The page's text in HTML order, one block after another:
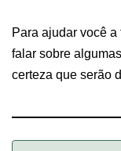
Para ajudar você
falar sobre
certeza que serão